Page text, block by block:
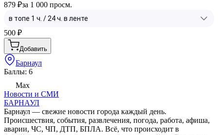
879 ₽за 1 000 просм.
500 ₽
Добавить
Барнаул
Баллы: 6
Max
Новости и СМИ
БАРНАУЛ
Барнаул — свежие новости города каждый день.
Происшествия, события, развлечения, погода, работа, афиша,
аварии, ЧС, ЧП, ДТП, БПЛА. Всё, что происходит в